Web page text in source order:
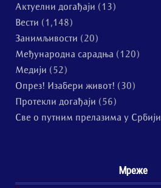
Актуелни догађаји (13)
Вести (1,148)
Занимљивости (20)
Међународна сарадња (120)
Медији (52)
Опрез! Изабери живот! (30)
Протекли догађаји (56)
Све о путним прелазима у Србији
Мреже